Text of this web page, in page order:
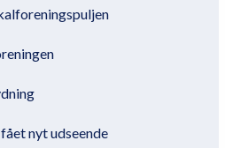
nyt udseende